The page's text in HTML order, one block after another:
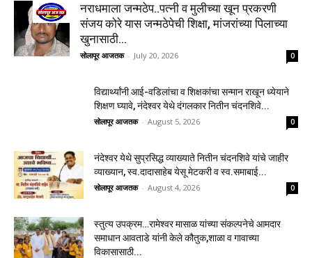
नराधमाला जन्मठेप..पत्नी व मुलीच्या खून प्रकरणी
संजय कोरे यास जन्मठेपेची शिक्षा, मांजरांच्या पिलाच्या
खुनासाठी...
सोलापूर आजतक - July 20, 2026 0
विद्यार्थ्यांनी आई-वडिलांचा व शिक्षकांचा सन्मान राखून ध्येयाने
शिक्षण घ्यावे, नंदेश्वर येथे दंगलकार नितीन चंदनशिवे...
सोलापूर आजतक - August 5, 2026 0
नंदेश्वर येथे सुप्रसिद्ध व्याख्याते नितीन चंदनशिवे यांचे जाहीर
व्याख्यान, स्व.दादासाहेब येसू मेटकरी व स्व.समाबाई...
सोलापूर आजतक - August 4, 2026 0
स्तुत्य उपक्रम…रामेश्वर मासाळ यांच्या संकल्पनेचे आमदार
समाधान आवताडे यांनी केले कौतुक,शाळा व गावाच्या
विकासासाठी...